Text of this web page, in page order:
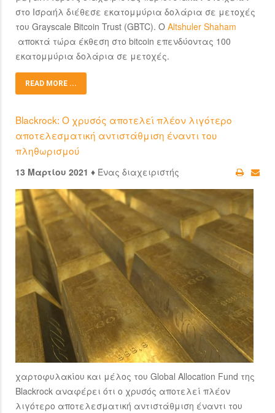
στο Ισραήλ διέθεσε εκατομμύρια δολάρια σε μετοχές
του Grayscale Bitcoin Trust (GBTC). Ο Altshuler Shaham
αποκτά τώρα έκθεση στο bitcoin επενδύοντας 100
εκατομμύρια δολάρια σε μετοχές.
READ MORE ...
Blackrock: Ο χρυσός αποτελεί πλέον λιγότερο
αποτελεσματική αντιστάθμιση έναντι του
πληθωρισμού
13 Μαρτίου 2021 ♦ Ένας διαχειριστής
χαρτοφυλακίου και μέλος του Global Allocation Fund της
Blackrock αναφέρει ότι ο χρυσός αποτελεί πλέον
λιγότερο αποτελεσματική αντιστάθμιση έναντι του